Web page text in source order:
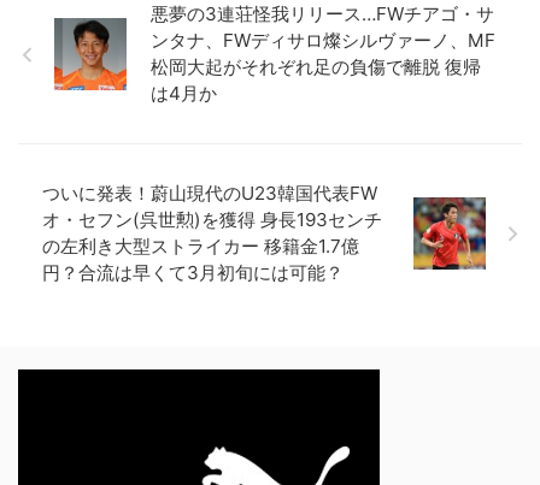
悪夢の3連荘怪我リリース…FWチアゴ・サ
ンタナ、FWディサロ燦シルヴァーノ、MF
松岡大起がそれぞれ足の負傷で離脱 復帰
は4月か
ついに発表！蔚山現代のU23韓国代表FW
オ・セフン(呉世勲)を獲得 身長193センチ
の左利き大型ストライカー 移籍金1.7億
円？合流は早くて3月初旬には可能？